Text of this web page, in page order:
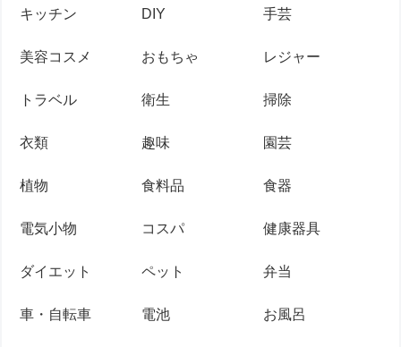
キッチン DIY 手芸
美容コスメ おもちゃ レジャー
トラベル 衛生 掃除
衣類 趣味 園芸
植物 食料品 食器
電気小物 コスパ 健康器具
ダイエット ペット 弁当
車・自転車 電池 お風呂